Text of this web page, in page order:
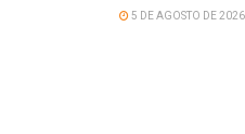
5 DE AGOSTO DE 2026